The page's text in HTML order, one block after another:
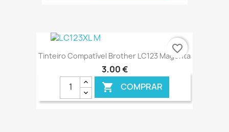
€ ONLINE
Tinteiro Compatível Brother LC123 Magenta
3,00 €
 COMPRAR
favorite_border